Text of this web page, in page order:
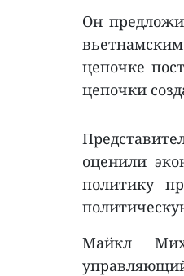
Он
цепочке
цепочки
оценили
политику
Майкл